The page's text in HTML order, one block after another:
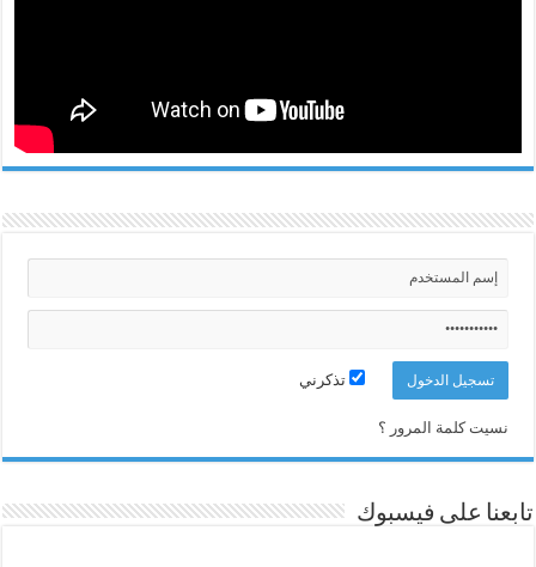
تذكرني
نسيت كلمة المرور ؟
تابعنا على فيسبوك